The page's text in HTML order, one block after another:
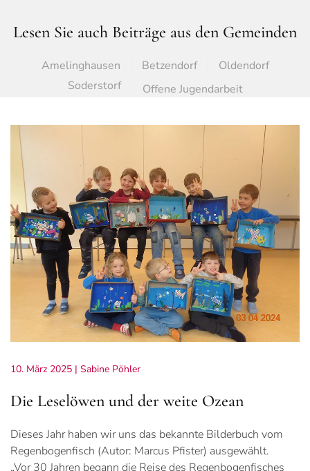
Lesen Sie auch Beiträge aus den Gemeinden
Amelinghausen Betzendorf
Oldendorf
Soderstorf
Offene Jugendarbeit
10. März 2025 | Sabine Pöhler
Die Leselöwen und der weite Ozean
Dieses Jahr haben wir uns das bekannte Bilderbuch vom
Regenbogenfisch (Autor: Marcus Pfister) ausgewählt.
„Vor 30 Jahren begann die Reise des Regenbogenfisches